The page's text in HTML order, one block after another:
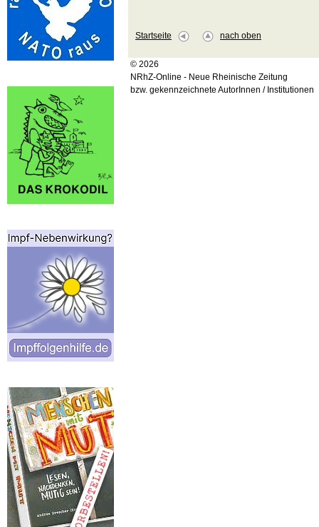
Startseite nach oben
© 2026
NRhZ-Online - Neue Rheinische Zeitung
bzw. gekennzeichnete AutorInnen / Institutionen